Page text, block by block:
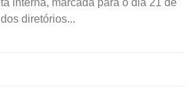
diretórios...